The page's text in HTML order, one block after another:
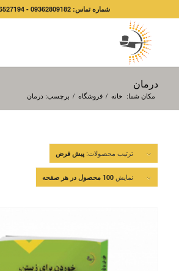
شماره تماس: 09362809182 - 36527194-9826+
درمان
مکان شما: خانه / فروشگاه / برچسب: درمان
ترتیب محصولات: پیش فرض
نمایش 100 محصول در هر صفحه